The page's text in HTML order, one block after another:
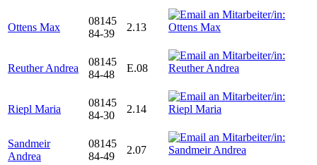
Ottens Max
08145
84-39
2.13
Reuther Andrea
08145
84-48
E.08
Riepl Maria
08145
84-30
2.14
Sandmeir
Andrea
08145
84-49
2.07